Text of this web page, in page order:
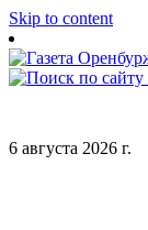
Skip to content
6 августа 2026 г.